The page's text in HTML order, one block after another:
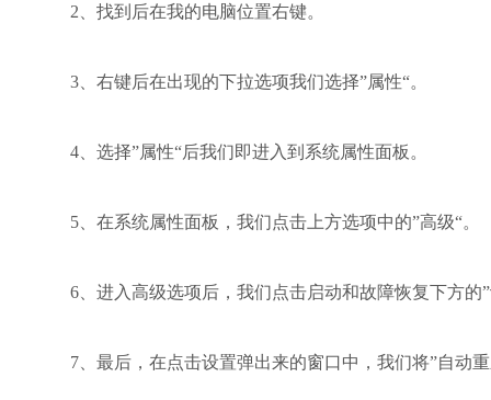
2、找到后在我的电脑位置右键。
3、右键后在出现的下拉选项我们选择”属性“。
4、选择”属性“后我们即进入到系统属性面板。
5、在系统属性面板，我们点击上方选项中的”高级“。
6、进入高级选项后，我们点击启动和故障恢复下方的”
7、最后，在点击设置弹出来的窗口中，我们将”自动重